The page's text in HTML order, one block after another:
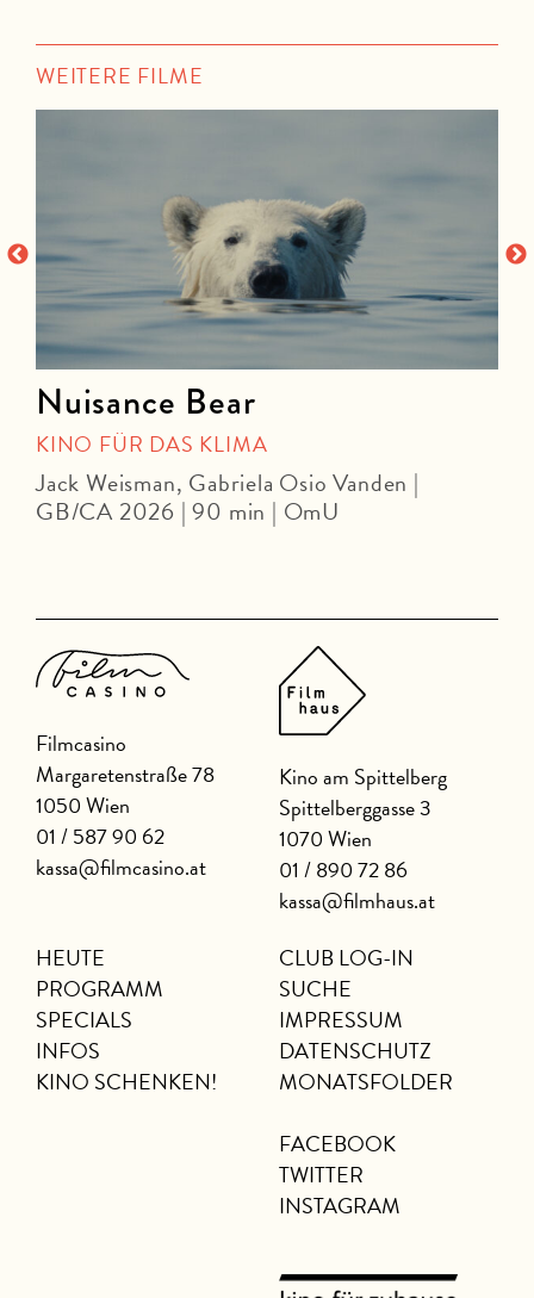
WEITERE FILME
Nuisance Bear
KINO FÜR DAS KLIMA
Jack Weisman, Gabriela Osio Vanden |
GB/CA 2026 | 90 min | OmU
Filmcasino
Margaretenstraße 78
1050 Wien
01 / 587 90 62
kassa@filmcasino.at
Kino am Spittelberg
Spittelberggasse 3
1070 Wien
01 / 890 72 86
kassa@filmhaus.at
HEUTE
PROGRAMM
SPECIALS
INFOS
KINO SCHENKEN!
CLUB LOG-IN
SUCHE
IMPRESSUM
DATENSCHUTZ
MONATSFOLDER
FACEBOOK
TWITTER
INSTAGRAM